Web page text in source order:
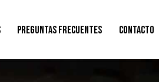
PREGUNTAS FRECUENTES CONTACTO